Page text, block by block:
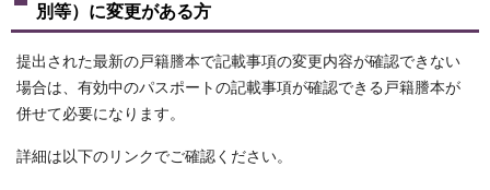
別等）に変更がある方
提出された最新の戸籍謄本で記載事項の変更内容が確認できない
場合は、有効中のパスポートの記載事項が確認できる戸籍謄本が
併せて必要になります。
詳細は以下のリンクでご確認ください。